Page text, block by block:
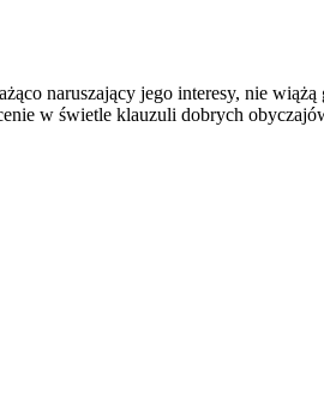
naruszający jego interesy, nie
w świetle klauzuli dobrych